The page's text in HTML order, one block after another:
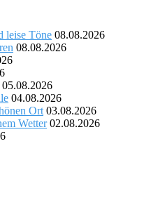
leise Töne 08.08.2026
08.08.2026
05.08.2026
04.08.2026
Ort 03.08.2026
Wetter 02.08.2026